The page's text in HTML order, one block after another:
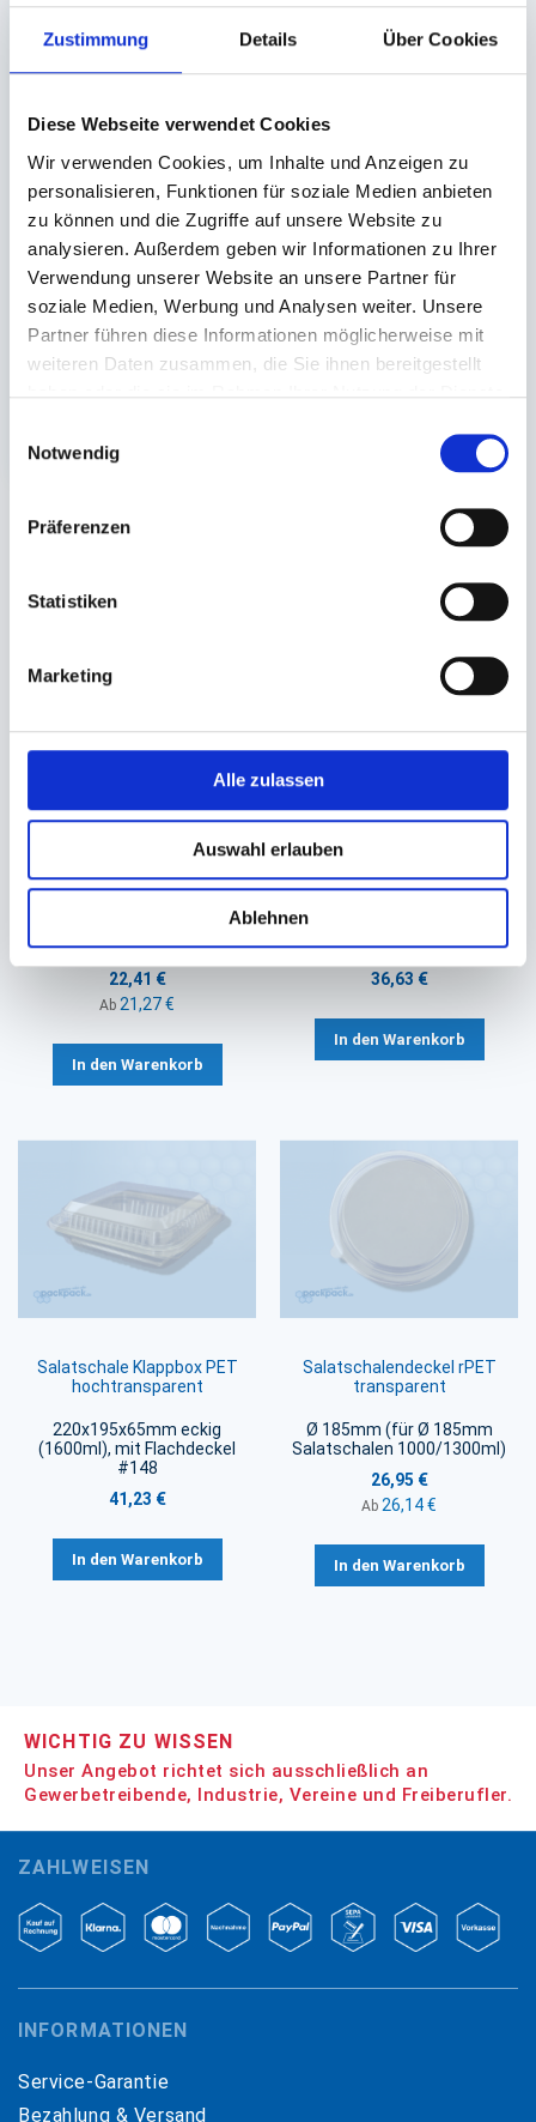
Zustimmung Details Über Cookies
Diese Webseite verwendet Cookies
Wir verwenden Cookies, um Inhalte und Anzeigen zu
personalisieren, Funktionen für soziale Medien anbieten
zu können und die Zugriffe auf unsere Website zu
analysieren. Außerdem geben wir Informationen zu Ihrer
Verwendung unserer Website an unsere Partner für
soziale Medien, Werbung und Analysen weiter. Unsere
Partner führen diese Informationen möglicherweise mit
weiteren Daten zusammen, die Sie ihnen bereitgestellt
Notwendig
Präferenzen
Statistiken
Marketing
Alle zulassen
Auswahl erlauben
Ablehnen
Show-Cases /
Klarsichtboxen,
transparent
219x130x41mm
Lieferzeit ca. 8
transparent
Ø 150mm (für Ø 150mm
Salatschalen 500/750ml)
22,41 €
Ab 21,27 €
In den Warenkorb
transparent
Ø 212x37mm (für Ø 194mm
Bagasse Salatschale)
36,63 €
In den Warenkorb
Salatschale Klappbox PET
hochtransparent
220x195x65mm eckig
(1600ml), mit Flachdeckel
#148
41,23 €
In den Warenkorb
Salatschalendeckel rPET
transparent
Ø 185mm (für Ø 185mm
Salatschalen 1000/1300ml)
26,95 €
Ab 26,14 €
In den Warenkorb
WICHTIG ZU WISSEN
Unser Angebot richtet sich ausschließlich an
Gewerbetreibende, Industrie, Vereine und Freiberufler.
ZAHLWEISEN
INFORMATIONEN
Service-Garantie
Bezahlung & Versand